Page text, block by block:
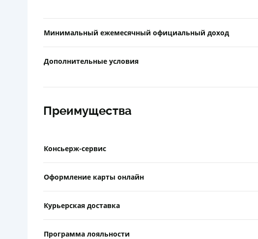
Минимальный ежемесячный официальный доход
Дополнительные условия
Преимущества
Консьерж-сервис
Оформление карты онлайн
Курьерская доставка
Программа лояльности